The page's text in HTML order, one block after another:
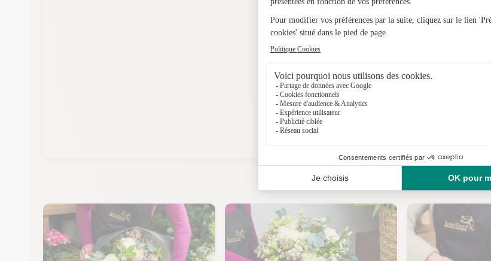
Nos fleuristes à Cazaux-Debat